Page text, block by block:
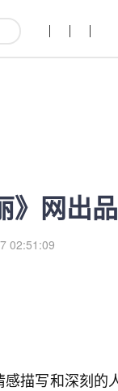
》网出
》网出品
02:51:09
感描写和深刻